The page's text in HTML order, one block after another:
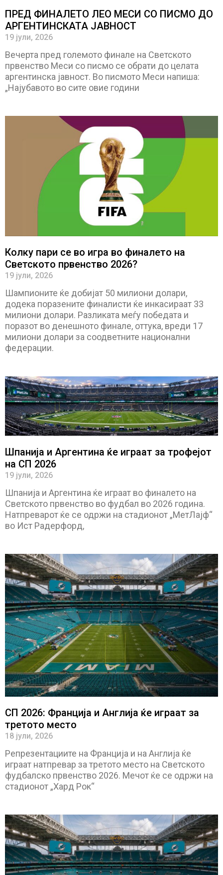
ПРЕД ФИНАЛЕТО ЛЕО МЕСИ СО ПИСМО ДО
АРГЕНТИНСКАТА ЈАВНОСТ
19 јули, 2026
Вечерта пред големото финале на Светското
првенство Меси со писмо се обрати до целата
аргентинска јавност. Во писмото Меси напиша:
„Најубавото во сите овие години
Колку пари се во игра во финалето на
Светското првенство 2026?
19 јули, 2026
Шампионите ќе добијат 50 милиони долари,
додека поразените финалисти ќе инкасираат 33
милиони долари. Разликата меѓу победата и
поразот во денешното финале, оттука, вреди 17
милиони долари за соодветните национални
федерации.
Шпанија и Аргентина ќе играат за трофејот
на СП 2026
19 јули, 2026
Шпанија и Аргентина ќе играат во финалето на
Светското првенство во фудбал во 2026 година.
Натпреварот ќе се одржи на стадионот „МетЛајф“
во Ист Радерфорд,
СП 2026: Франција и Англија ќе играат за
третото место
18 јули, 2026
Репрезентациите на Франција и на Англија ќе
играат натпревар за третото место на Светското
фудбалско првенство 2026. Мечот ќе се одржи на
стадионот „Хард Рок“